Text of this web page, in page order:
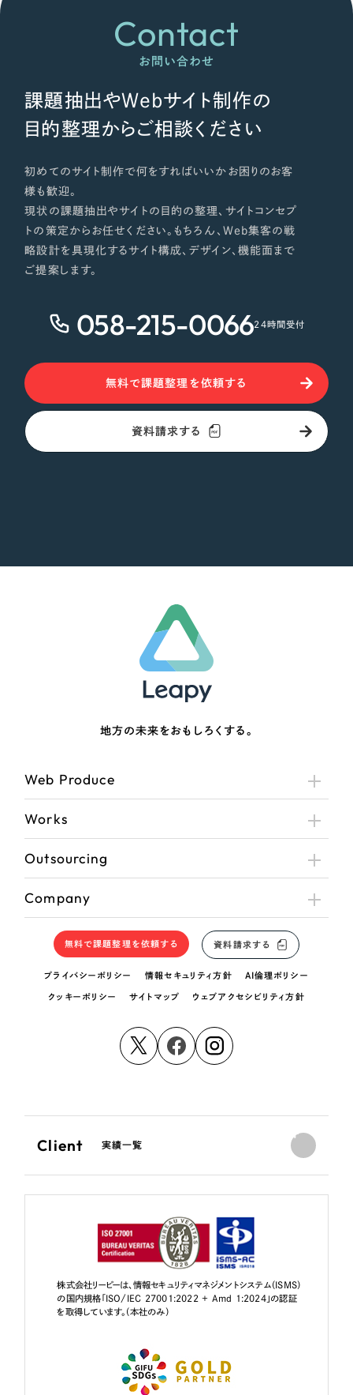
Contact
お問い合わせ
課題抽出やWebサイト制作の
目的整理からご相談ください
初めてのサイト制作で何をすればいいかお困りのお客
様も歓迎。
現状の課題抽出やサイトの目的の整理、サイトコンセプ
トの策定からお任せください。もちろん、Web集客の戦
略設計を具現化するサイト構成、デザイン、機能面まで
ご提案します。
058-215-006624時間受付
無料で課題整理を依頼する
資料請求する
地方の未来をおもしろくする。
Web Produce
Works
Outsourcing
Company
無料で課題整理を依頼する 資料請求する
プライバシーポリシー 情報セキュリティ方針 AI倫理ポリシー
クッキーポリシー サイトマップ ウェブアクセシビリティ方針
Client 実績一覧
株式会社リーピーは、情報セキュリティマネジメントシステム（ISMS）
の国内規格「ISO/IEC 27001:2022 + Amd 1:2024」の認証
を取得しています。（本社のみ）